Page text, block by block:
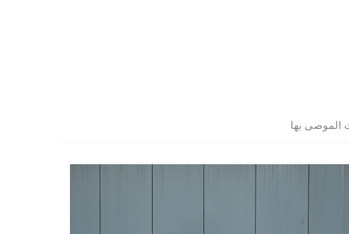
الموصى بها